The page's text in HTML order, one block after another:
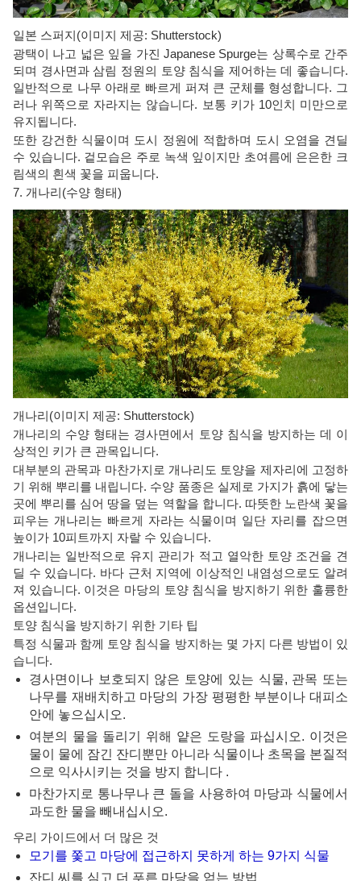
일본 스퍼지(이미지 제공: Shutterstock)
광택이 나고 넓은 잎을 가진 Japanese Spurge는 상록수로 간주
되며 경사면과 삼림 정원의 토양 침식을 제어하는 ​​데 좋습니다.
일반적으로 나무 아래로 빠르게 퍼져 큰 군체를 형성합니다. 그
러나 위쪽으로 자라지는 않습니다. 보통 키가 10인치 미만으로
유지됩니다.
또한 강건한 식물이며 도시 정원에 적합하며 도시 오염을 견딜
수 있습니다. 겉모습은 주로 녹색 잎이지만 초여름에 은은한 크
림색의 흰색 꽃을 피웁니다.
7. 개나리(수양 형태)
개나리(이미지 제공: Shutterstock)
개나리의 수양 형태는 경사면에서 토양 침식을 방지하는 데 이
상적인 키가 큰 관목입니다.
대부분의 관목과 마찬가지로 개나리도 토양을 제자리에 고정하
기 위해 뿌리를 내립니다. 수양 품종은 실제로 가지가 흙에 닿는
곳에 뿌리를 심어 땅을 덮는 역할을 합니다. 따뜻한 노란색 꽃을
피우는 개나리는 빠르게 자라는 식물이며 일단 자리를 잡으면
높이가 10피트까지 자랄 수 있습니다.
개나리는 일반적으로 유지 관리가 적고 열악한 토양 조건을 견
딜 수 있습니다. 바다 근처 지역에 이상적인 내염성으로도 알려
져 있습니다. 이것은 마당의 토양 침식을 방지하기 위한 훌륭한
옵션입니다.
토양 침식을 방지하기 위한 기타 팁
특정 식물과 함께 토양 침식을 방지하는 몇 가지 다른 방법이 있
습니다.
경사면이나 보호되지 않은 토양에 있는 식물, 관목 또는
나무를 재배치하고 마당의 가장 평평한 부분이나 대피소
안에 놓으십시오.
여분의 물을 돌리기 위해 얕은 도랑을 파십시오. 이것은
물이 물에 잠긴 잔디뿐만 아니라 식물이나 초목을 본질적
으로 익사시키는 것을 방지 합니다 .
마찬가지로 통나무나 큰 돌을 사용하여 마당과 식물에서
과도한 물을 빼내십시오.
우리 가이드에서 더 많은 것
모기를 쫓고 마당에 접근하지 못하게 하는 9가지 식물
잔디 씨를 심고 더 푸른 마당을 얻는 방법